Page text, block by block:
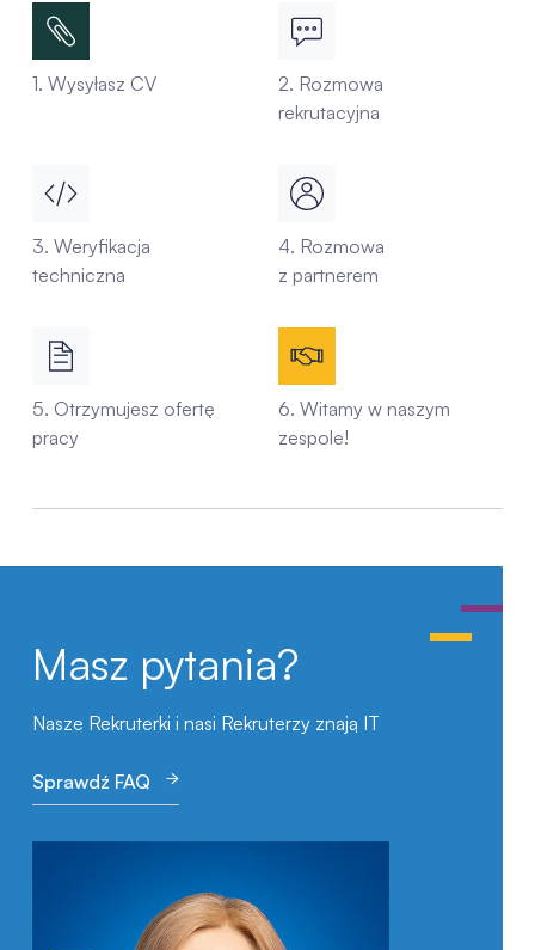
1. Wysyłasz CV
2. Rozmowa
rekrutacyjna
3. Weryfikacja
techniczna
4. Rozmowa
z partnerem
5. Otrzymujesz ofertę
pracy
6. Witamy w naszym
zespole!
Masz pytania?
Nasze Rekruterki i nasi Rekruterzy znają IT
Sprawdź FAQ